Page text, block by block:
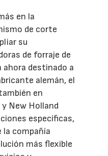
en la
de corte
su
de forraje de
destinado a
alemán, el
en
y New Holland
específicas,
la compañía
más flexible